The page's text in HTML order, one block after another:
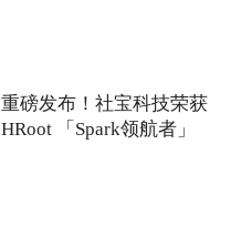
重磅发布！社宝科技荣获
HRoot 「Spark领航者」